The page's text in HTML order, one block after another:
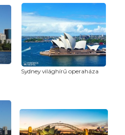
Sydney világhírű operaháza